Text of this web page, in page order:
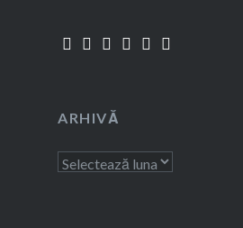
ARHIVĂ
Arhivă